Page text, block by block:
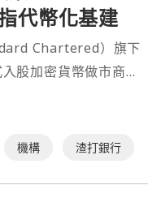
代幣化基建
Chartered）旗下
股加密貨幣做市商
機構 渣打銀行